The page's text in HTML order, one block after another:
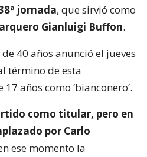
jornada, que sirvió como
Gianluigi Buffon.
40 años anunció el jueves
término de esta
años como ‘bianconero’.
como titular, pero en
por Carlo
ese momento la